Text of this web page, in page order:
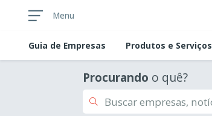
Menu
Guia de Empresas Produtos e Serviços
Procurando o quê?